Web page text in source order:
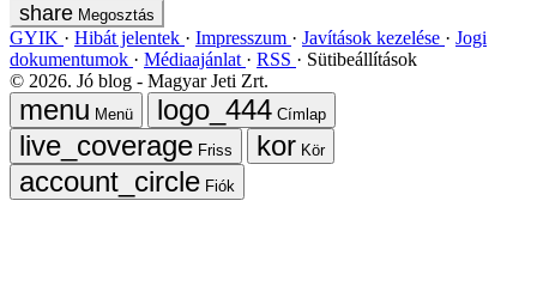
Megosztás
GYIK Hibát jelentek Impresszum Javítások kezelése
Jogi
dokumentumok
Médiaajánlat RSS
Sütibeállítások
© 2026. Jó blog - Magyar Jeti Zrt.
Menü
Címlap
Friss
Kör
Fiók